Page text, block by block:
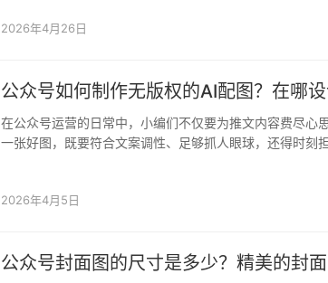
2026年4月26日
公众号如何制作无版权的AI配图？在哪
在公众号运营的日常中，小编们不仅要为推文内容费尽心
一张好图，既要符合文案调性、足够抓人眼球，还得时刻
2026年4月5日
公众号封面图的尺寸是多少？精美的封